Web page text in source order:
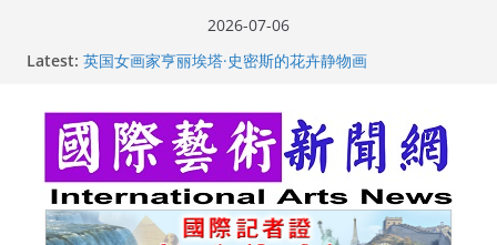
2026-07-06
Latest: 英国女画家亨丽埃塔·史密斯的花卉静物画
玛丽安娜·卡拉切娃的绘画：幽默和难以言喻的快乐
苏方 ：“字”得其乐
“梵心”归处：一场展览 连着攀枝花的千里乡愁